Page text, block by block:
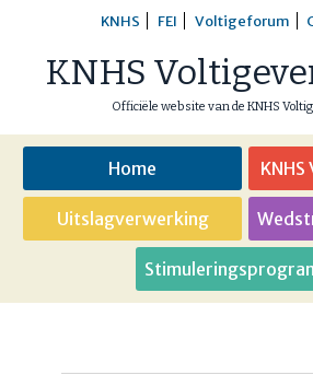
content
KNHS FEI Voltigeforum
KNHS
Officiële website van de KNHS
Home
Uitslagverwerking